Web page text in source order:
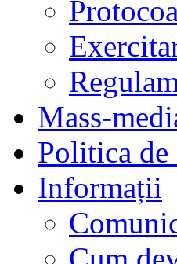
Mass-
Politica
Informații